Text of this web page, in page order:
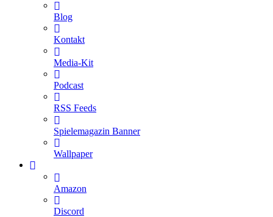
Blog
Kontakt
Media-Kit
Podcast
RSS Feeds
Spielemagazin Banner
Wallpaper
Amazon
Discord